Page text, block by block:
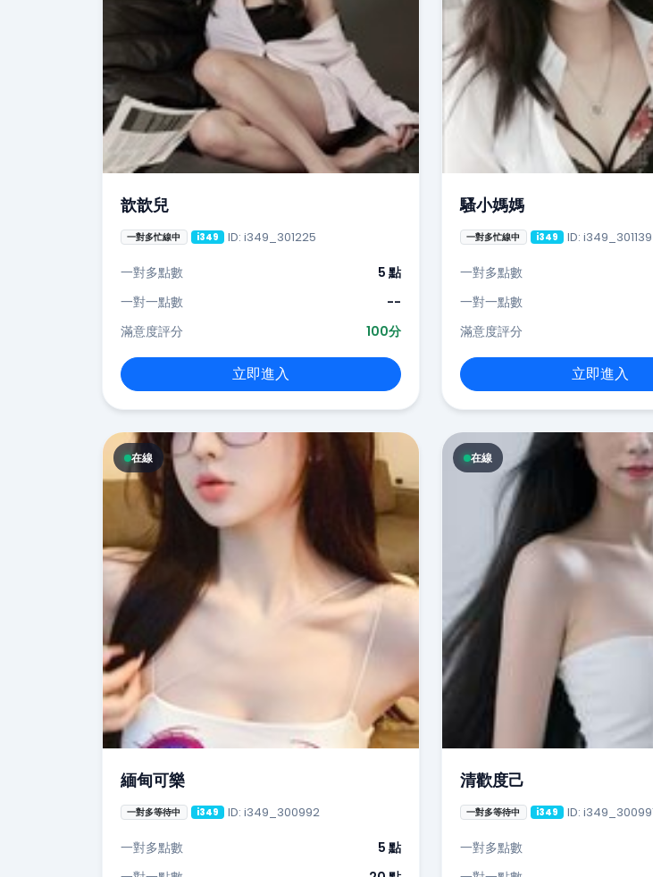
歆歆兒
一對多忙線中 i349 ID: i349_301225
一對多點數
5 點
一對一點數
--
滿意度評分
100分
立即進入
騷小媽媽
一對多忙線中 i349 ID: i349_301139
一對多點數
一對一點數
滿意度評分
立即進入
在線
緬甸可樂
一對多等待中 i349 ID: i349_300992
一對多點數
5 點
在線
清歡度己
一對多等待中 i349 ID:
一對多點數